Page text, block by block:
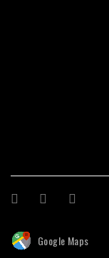
Google Maps